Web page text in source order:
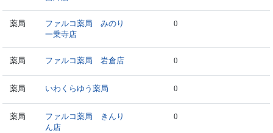
薬局
ファルコ薬局 みのり
一乗寺店
0
薬局 ファルコ薬局 岩倉店 0
薬局 いわくらゆう薬局 0
薬局
ファルコ薬局 きんり
ん店
0